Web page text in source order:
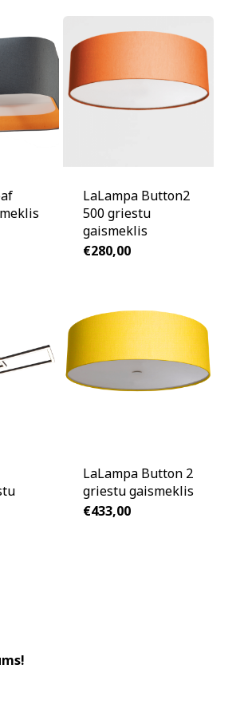
LaLampa Button2
500 griestu
gaismeklis
€280,00
LaLampa Button 2
griestu gaismeklis
€433,00